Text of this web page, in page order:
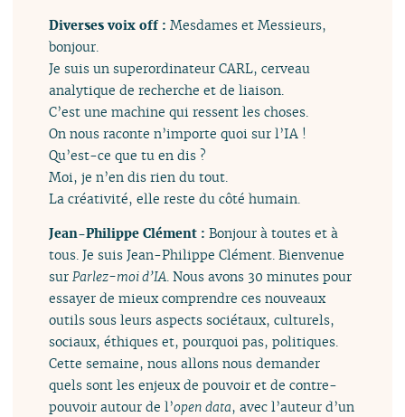
Diverses voix off :Mesdames et Messieurs,
bonjour.
Je suis un superordinateur CARL, cerveau
analytique de recherche et de liaison.
C’est une machine qui ressent les choses.
On nous raconte n’importe quoi sur l’IA !
Qu’est-ce que tu en dis ?
Moi, je n’en dis rien du tout.
La créativité, elle reste du côté humain.
Jean-Philippe Clément :Bonjour à toutes et à
tous. Je suis Jean-Philippe Clément. Bienvenue
surParlez-moi d’IA. Nous avons 30 minutes pour
essayer de mieux comprendre ces nouveaux
outils sous leurs aspects sociétaux, culturels,
sociaux, éthiques et, pourquoi pas, politiques.
Cette semaine, nous allons nous demander
quels sont les enjeux de pouvoir et de contre-
pouvoir autour de l’open data, avec l’auteur d’un